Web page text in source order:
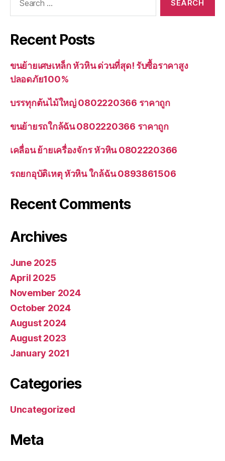
Recent Posts
ขนย้ายเศษเหล็ก หัวหิน ด่วนที่สุด! รับซื้อราคาสูง
ปลอดภัย100%
บรรทุกต้นไม้ใหญ่ 0802220366 ราคาถูก
ขนย้ายรถใกล้ฉัน 0802220366 ราคาถูก
เคลื่อน ย้ายเครื่องจักร หัวหิน 0802220366
รถยกอุบัติเหตุ หัวหิน ใกล้ฉัน 0893861506
Recent Comments
Archives
June 2025
April 2025
November 2024
October 2024
August 2024
August 2023
January 2021
Categories
Uncategorized
Meta